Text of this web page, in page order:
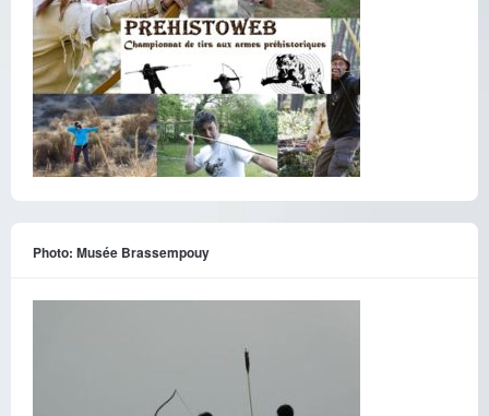
Photo: Musée Brassempouy